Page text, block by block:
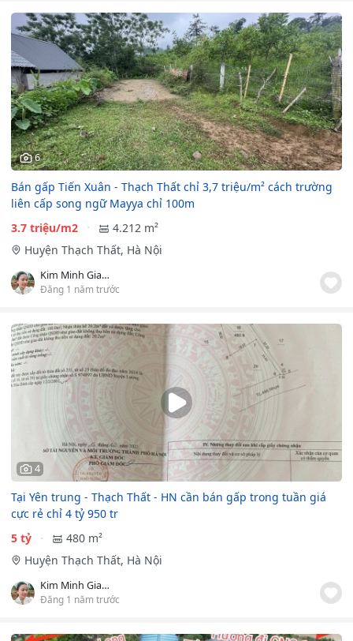
6
Bán gấp Tiến Xuân - Thạch Thất chỉ 3,7 triệu/m² cách trường
liên cấp song ngữ Mayya chỉ 100m
3.7 triệu/m2
4.212 m²
Huyện Thạch Thất, Hà Nội
Kim Minh Giang
Đăng 1 năm trước
4
Tại Yên trung - Thạch Thất - HN cần bán gấp trong tuần giá
cực rẻ chỉ 4 tỷ 950 tr
5 tỷ
480 m²
Huyện Thạch Thất, Hà Nội
Kim Minh Giang
Đăng 1 năm trước